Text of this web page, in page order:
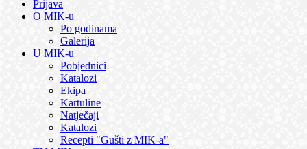
Prijava
O MIK-u
Po godinama
Galerija
U MIK-u
Pobjednici
Katalozi
Ekipa
Kartuline
Natječaji
Katalozi
Recepti "Gušti z MIK-a"